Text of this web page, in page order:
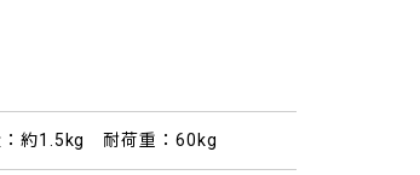
約1.5kg 耐荷重：60kg